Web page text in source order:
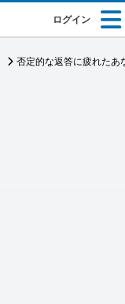
ログイン
否定的な返答に疲れたあ